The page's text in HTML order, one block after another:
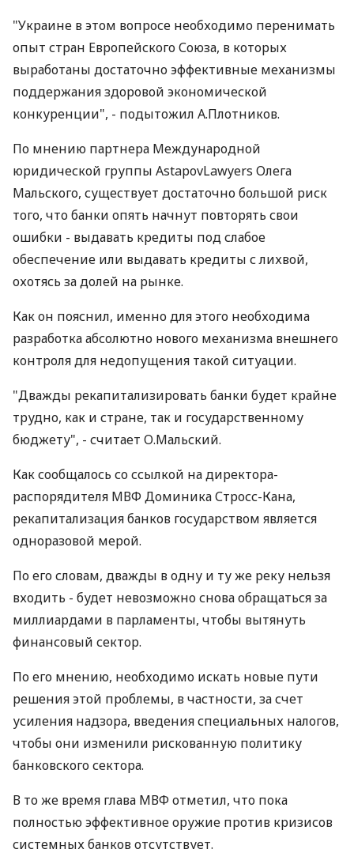
"Украине в этом вопросе необходимо перенимать
опыт стран Европейского Союза, в которых
выработаны достаточно эффективные механизмы
поддержания здоровой экономической
конкуренции", - подытожил А.Плотников.
По мнению партнера Международной
юридической группы AstapovLawyers Олега
Мальского, существует достаточно большой риск
того, что банки опять начнут повторять свои
ошибки - выдавать кредиты под слабое
обеспечение или выдавать кредиты с лихвой,
охотясь за долей на рынке.
Как он пояснил, именно для этого необходима
разработка абсолютно нового механизма внешнего
контроля для недопущения такой ситуации.
"Дважды рекапитализировать банки будет крайне
трудно, как и стране, так и государственному
бюджету", - считает О.Мальский.
Как сообщалось со ссылкой на директора-
распорядителя МВФ Доминика Стросс-Кана,
рекапитализация банков государством является
одноразовой мерой.
По его словам, дважды в одну и ту же реку нельзя
входить - будет невозможно снова обращаться за
миллиардами в парламенты, чтобы вытянуть
финансовый сектор.
По его мнению, необходимо искать новые пути
решения этой проблемы, в частности, за счет
усиления надзора, введения специальных налогов,
чтобы они изменили рискованную политику
банковского сектора.
В то же время глава МВФ отметил, что пока
полностью эффективное оружие против кризисов
системных банков отсутствует.